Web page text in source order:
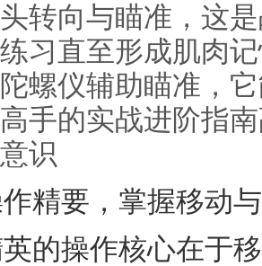
转向与瞄准，这
习直至形成肌肉
螺仪辅助瞄准，
手的实战进阶指
识
精要，掌握移动
的操作核心在于